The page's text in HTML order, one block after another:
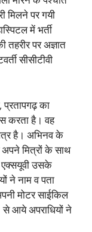
मिलने पर गयी
में भर्ती
तहरीर पर अज्ञात
सीसीटीवी
प्रतापगढ़ का
करता है। वह
है। अभिनव के
अपने मित्रों के साथ
एक्सयूवी उसके
ने नाम व पता
मोटर साईकिल
आये अपराधियों ने